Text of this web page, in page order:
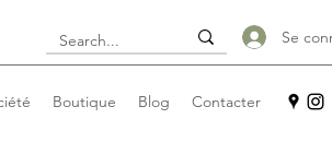
Se
Boutique Blog Contacter